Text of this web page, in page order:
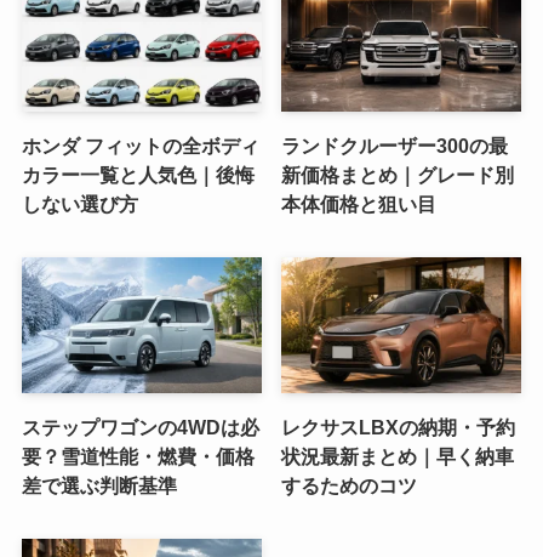
ホンダ フィットの全ボディ
カラー一覧と人気色｜後悔
しない選び方
ランドクルーザー300の最
新価格まとめ｜グレード別
本体価格と狙い目
ステップワゴンの4WDは必
要？雪道性能・燃費・価格
差で選ぶ判断基準
レクサスLBXの納期・予約
状況最新まとめ｜早く納車
するためのコツ